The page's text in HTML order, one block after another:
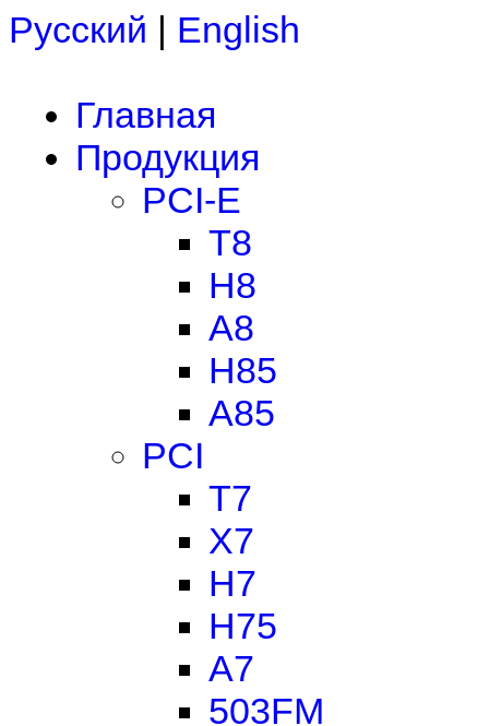
Русский | English
Главная
Продукция
PCI-E
T8
H8
A8
H85
A85
PCI
T7
X7
H7
H75
A7
503FM